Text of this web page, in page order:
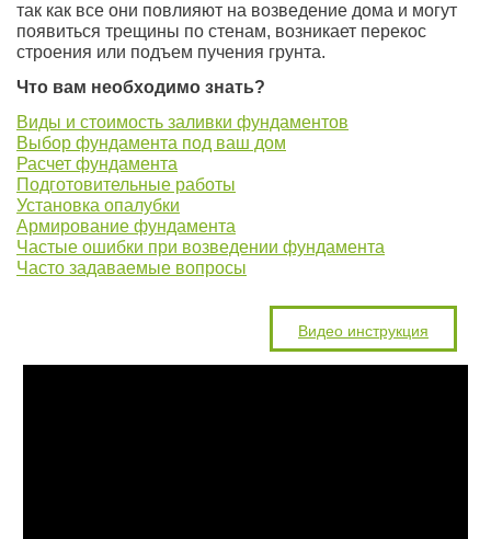
так как все они повлияют на возведение дома и могут
появиться трещины по стенам, возникает перекос
строения или подъем пучения грунта.
Что вам необходимо знать?
Виды и стоимость заливки фундаментов
Выбор фундамента под ваш дом
Расчет фундамента
Подготовительные работы
Установка опалубки
Армирование фундамента
Частые ошибки при возведении фундамента
Часто задаваемые вопросы
Видео инструкция